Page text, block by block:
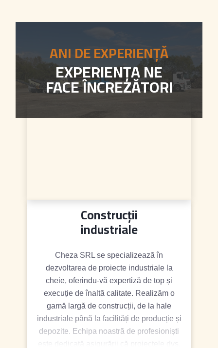
ANI DE EXPERIENȚĂ
EXPERIENȚA NE
FACE ÎNCREZĂTORI
Construcții
industriale
Cheza SRL se specializează în
dezvoltarea de proiecte industriale la
cheie, oferindu-vă expertiză de top și
execuție de înaltă calitate. Realizăm o
gamă largă de construcții, de la hale
industriale până la facilități de producție și
depozite. Echipa noastră de profesioniști